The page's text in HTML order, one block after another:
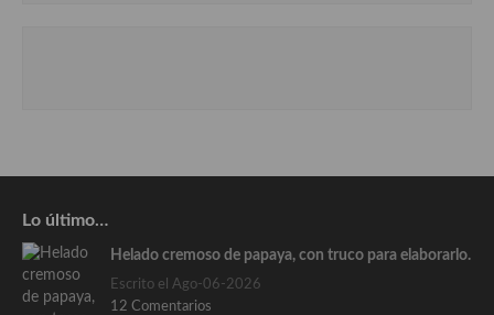
Lo último…
Helado cremoso de papaya, con truco para elaborarlo.
Escrito el Ago-06-2026
12 Comentarios